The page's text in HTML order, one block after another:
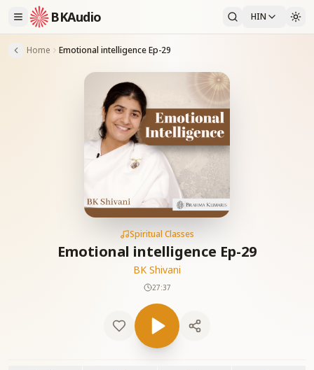
BKAudio HIN
Home Emotional intelligence Ep-29
Spiritual Classes
Emotional intelligence Ep-29
BK Shivani
27:37